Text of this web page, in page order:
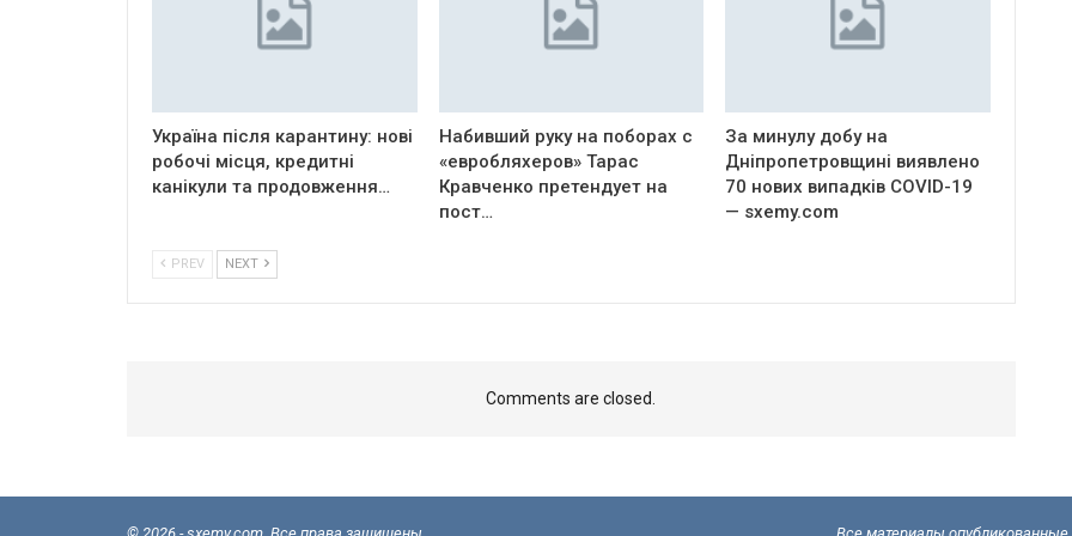
Україна після карантину: нові
робочі місця, кредитні
канікули та продовження…
Набивший руку на поборах с
«евробляхеров» Тарас
Кравченко претендует на
пост…
За минулу добу на
Дніпропетровщині виявлено
70 нових випадків COVID-19
— sxemy.com
PREV NEXT
Comments are closed.